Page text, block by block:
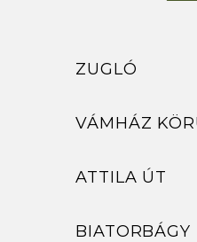
ZUGLÓ
VÁMHÁZ
ATTILA ÚT
BIATORBÁGY